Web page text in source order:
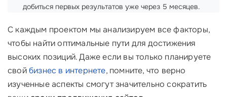
добиться первых результатов уже через 5 месяцев.
С каждым проектом мы анализируем все факторы,
чтобы найти оптимальные пути для достижения
высоких позиций. Даже если вы только планируете
свойбизнес в интернете, помните, что верно
изученные аспекты смогут значительно сократить